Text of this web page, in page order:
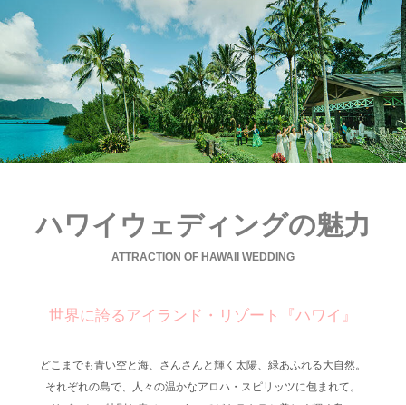
ハワイウェディングの魅力
ATTRACTION OF HAWAII WEDDING
世界に誇るアイランド・リゾート『ハワイ』
どこまでも青い空と海、さんさんと輝く太陽、緑あふれる大自然。
それぞれの島で、人々の温かなアロハ・スピリッツに包まれて。